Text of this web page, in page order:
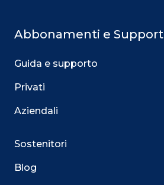
Abbonamenti e
Guida e supporto
Privati
Aziendali
Sostenitori
Blog